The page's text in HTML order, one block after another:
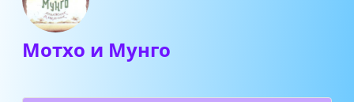
Мотхо и Мунго